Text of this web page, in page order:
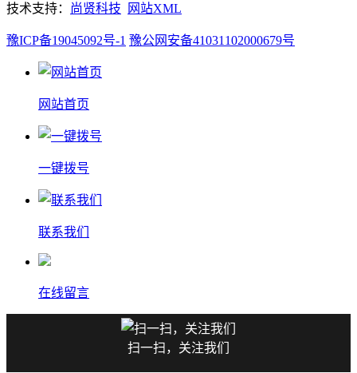
技术支持： 尚贤科技 网站XML
豫ICP备19045092号-1 豫公网安备41031102000679号
网站首页
一键拨号
联系我们
在线留言
扫一扫，关注我们